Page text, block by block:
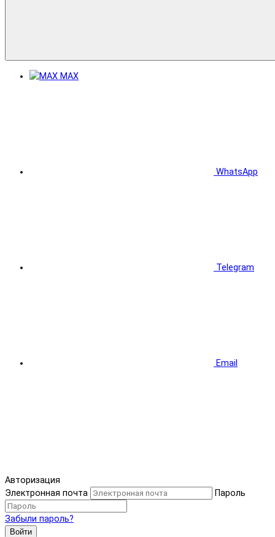
MAX
WhatsApp
Telegram
Email
Авторизация
Электронная почта
Пароль
Забыли пароль?
Войти